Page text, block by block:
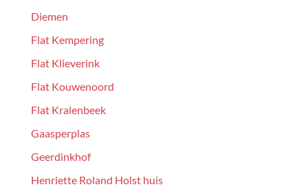
Diemen
Flat Kempering
Flat Klieverink
Flat Kouwenoord
Flat Kralenbeek
Gaasperplas
Geerdinkhof
Henriette Roland Holst huis